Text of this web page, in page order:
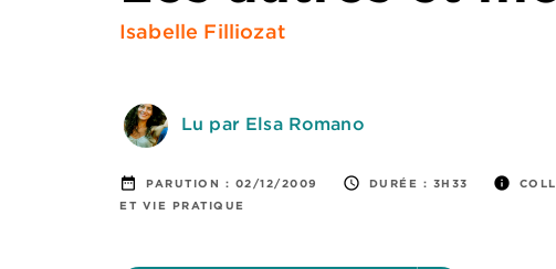
Isabelle Filliozat
Lu par Elsa Romano
date_range PARUTION : 02/12/2009 access_time DURÉE : 3H33 info
ET VIE PRATIQUE